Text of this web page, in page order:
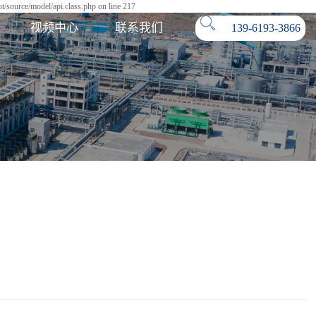
model/api.class.php on line 217
视频中心 联系我们 139-6193-3866